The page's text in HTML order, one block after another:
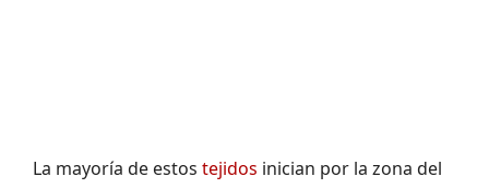
La mayoría de estos tejidos inician por la zona del